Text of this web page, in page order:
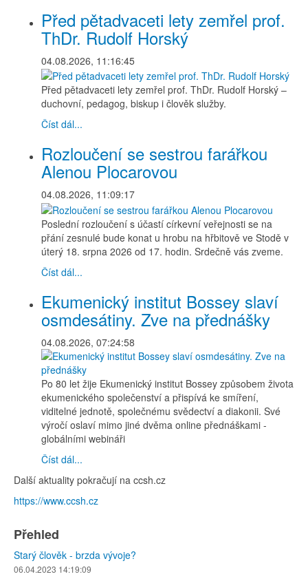
Před pětadvaceti lety zemřel prof.
ThDr. Rudolf Horský
04.08.2026, 11:16:45
Před pětadvaceti lety zemřel prof. ThDr. Rudolf Horský –
duchovní, pedagog, biskup i člověk služby.
Číst dál...
Rozloučení se sestrou farářkou
Alenou Plocarovou
04.08.2026, 11:09:17
Poslední rozloučení s účastí církevní veřejnosti se na
přání zesnulé bude konat u hrobu na hřbitově ve Stodě v
úterý 18. srpna 2026 od 17. hodin. Srdečně vás zveme.
Číst dál...
Ekumenický institut Bossey slaví
osmdesátiny. Zve na přednášky
04.08.2026, 07:24:58
Po 80 let žije Ekumenický institut Bossey způsobem života
ekumenického společenství a přispívá ke smíření,
viditelné jednotě, společnému svědectví a diakonii. Své
výročí oslaví mimo jiné dvěma online přednáškami -
globálními webináři
Číst dál...
Další aktuality pokračují na ccsh.cz
https://www.ccsh.cz
Přehled
Starý člověk - brzda vývoje?
06.04.2023 14:19:09